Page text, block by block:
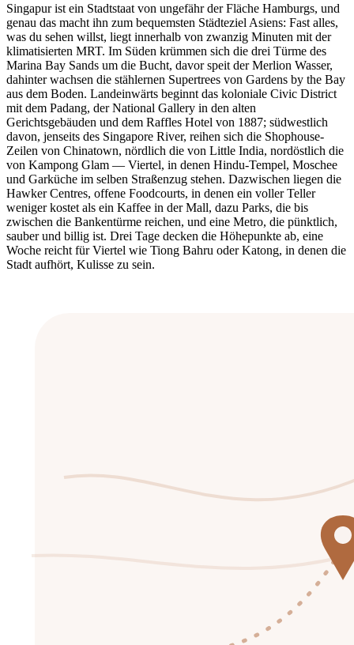
Singapur ist ein Stadtstaat von ungefähr der Fläche Hamburgs, und
genau das macht ihn zum bequemsten Städteziel Asiens: Fast alles,
was du sehen willst, liegt innerhalb von zwanzig Minuten mit der
klimatisierten MRT. Im Süden krümmen sich die drei Türme des
Marina Bay Sands um die Bucht, davor speit der Merlion Wasser,
dahinter wachsen die stählernen Supertrees von Gardens by the Bay
aus dem Boden. Landeinwärts beginnt das koloniale Civic District
mit dem Padang, der National Gallery in den alten
Gerichtsgebäuden und dem Raffles Hotel von 1887; südwestlich
davon, jenseits des Singapore River, reihen sich die Shophouse-
Zeilen von Chinatown, nördlich die von Little India, nordöstlich die
von Kampong Glam — Viertel, in denen Hindu-Tempel, Moschee
und Garküche im selben Straßenzug stehen. Dazwischen liegen die
Hawker Centres, offene Foodcourts, in denen ein voller Teller
weniger kostet als ein Kaffee in der Mall, dazu Parks, die bis
zwischen die Bankentürme reichen, und eine Metro, die pünktlich,
sauber und billig ist. Drei Tage decken die Höhepunkte ab, eine
Woche reicht für Viertel wie Tiong Bahru oder Katong, in denen die
Stadt aufhört, Kulisse zu sein.